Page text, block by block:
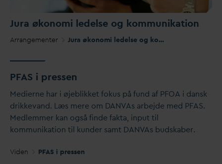
Jura økonomi ledelse og kommunikation
Arrangementer Jura økonomi ledelse og kommunikation
PFAS i pressen
Medierne har i øjeblikket fokus på fund af PFOA i dansk
drikkevand. Læs mere om DANVAs arbejde med PFAS.
Medlemmer kan også finde fakta, input til
kommunikation til kunder samt DANVAs budskaber.
Viden PFAS i pressen